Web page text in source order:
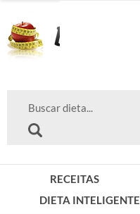
RECEITAS
DIETA INTELIGENTE